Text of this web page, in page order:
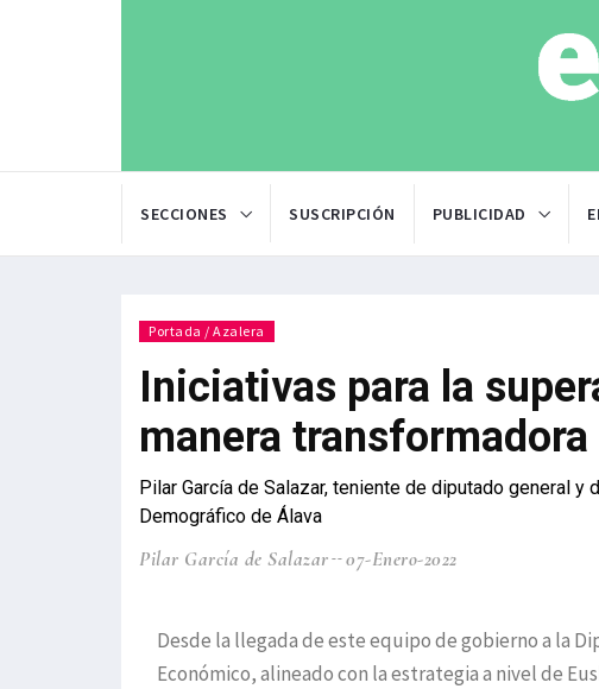
SECCIONES SUSCRIPCIÓN PUBLICIDAD
Portada / Azalera
Iniciativas para la
manera transformadora
Pilar García de Salazar, teniente de diputado general
Demográfico de Álava
Pilar García de Salazar 07-Enero-2022
Desde la llegada de este equipo de gobierno a la
Económico, alineado con la estrategia a nivel de